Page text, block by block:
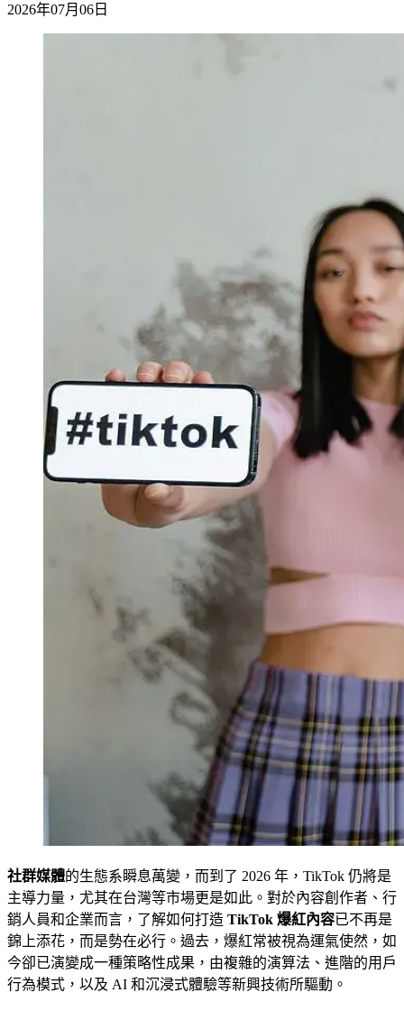
2026年07月06日
社群媒體的生態系瞬息萬變，而到了 2026 年，TikTok 仍將是
主導力量，尤其在台灣等市場更是如此。對於內容創作者、行
銷人員和企業而言，了解如何打造 TikTok 爆紅內容已不再是
錦上添花，而是勢在必行。過去，爆紅常被視為運氣使然，如
今卻已演變成一種策略性成果，由複雜的演算法、進階的用戶
行為模式，以及 AI 和沉浸式體驗等新興技術所驅動。